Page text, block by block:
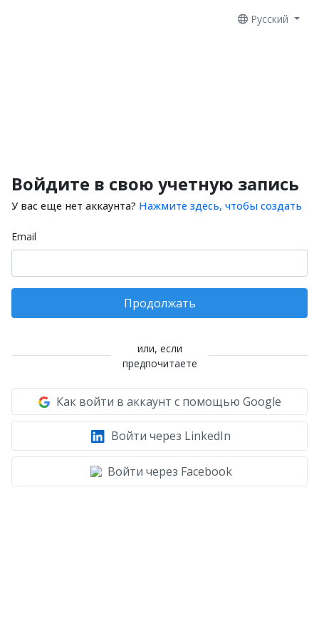
Русский
Войдите в свою учетную запись
У вас еще нет аккаунта? Нажмите здесь, чтобы создать
Email
Продолжать
или, если
предпочитаете
Как войти в аккаунт с помощью Google
Войти через LinkedIn
Войти через Facebook